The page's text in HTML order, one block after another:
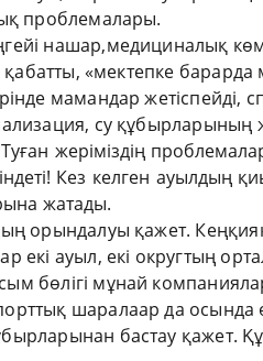
проблемалары.
нашар,медициналық
қабатты, «мектепке
мамандар жетіспейді,
су
Туған жеріміздің
Кез келген ауылдың
жатады.
орындалуы қажет.
екі ауыл, екі округтың
бөлігі мұнай
шаралаар да осында
бастау қажет.